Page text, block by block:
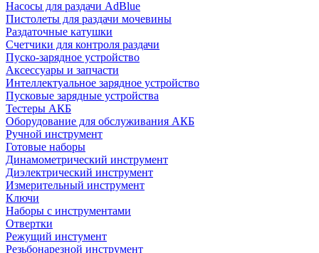
Насосы для раздачи AdBlue
Пистолеты для раздачи мочевины
Раздаточные катушки
Счетчики для контроля раздачи
Пуско-зарядное устройство
Аксессуары и запчасти
Интеллектуальное зарядное устройство
Пусковые зарядные устройства
Тестеры АКБ
Оборудование для обслуживания АКБ
Ручной инструмент
Готовые наборы
Динамометрический инструмент
Диэлектрический инструмент
Измерительный инструмент
Ключи
Наборы с инструментами
Отвертки
Режущий инстумент
Резьбонарезной инструмент